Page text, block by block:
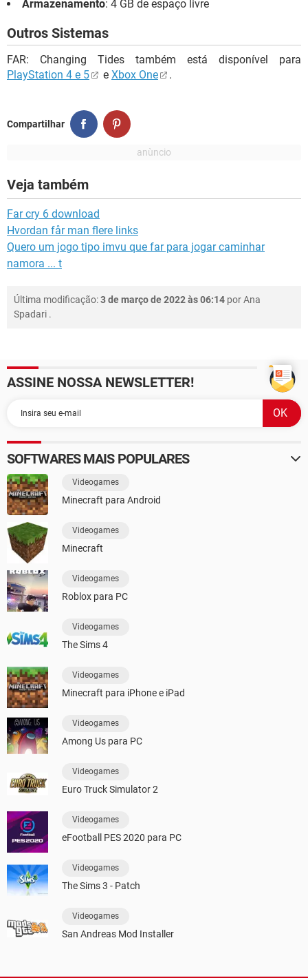
Armazenamento: 4 GB de espaço livre
Outros Sistemas
FAR: Changing Tides também está disponível para
PlayStation 4 e 5
e Xbox One .
Compartilhar
Veja também
Far cry 6 download
Hvordan får man flere links
Quero um jogo tipo imvu que far para jogar caminhar
namora ... t
Última modificação:3 de março de 2022 às 06:14 porAna
Spadari .
ASSINE NOSSA NEWSLETTER!
SOFTWARES MAIS POPULARES
Videogames
Minecraft para Android
Videogames
Minecraft
Videogames
Roblox para PC
Videogames
The Sims 4
Videogames
Minecraft para iPhone e iPad
Videogames
Among Us para PC
Videogames
Euro Truck Simulator 2
Videogames
eFootball PES 2020 para PC
Videogames
The Sims 3 - Patch
Videogames
San Andreas Mod Installer